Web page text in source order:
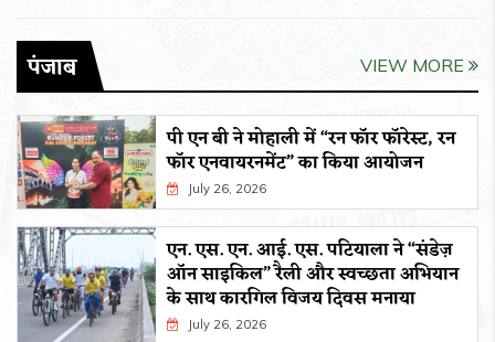
पंजाब VIEW MORE
पी एन बी ने मोहाली में “रन फॉर फॉरेस्ट, रन
फॉर एनवायरनमेंट” का किया आयोजन
July 26, 2026
एन. एस. एन. आई. एस. पटियाला ने “संडेज़
ऑन साइकिल” रैली और स्वच्छता अभियान
के साथ कारगिल विजय दिवस मनाया
July 26, 2026